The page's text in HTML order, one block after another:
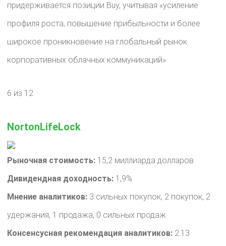
придерживается позиции Buy, учитывая «усиление
профиля роста, повышение прибыльности и более
широкое проникновение на глобальный рынок
корпоративных облачных коммуникаций».
6 из 12
NortonLifeLock
Рыночная стоимость: 15,2 миллиарда долларов
Дивидендная доходность: 1,9%
Мнение аналитиков: 3 сильных покупок, 2 покупок, 2
удержания, 1 продажа, 0 сильных продаж
Консенсусная рекомендация аналитиков: 2.13